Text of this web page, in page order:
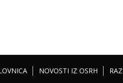
NOVOSTI IZ OSRH